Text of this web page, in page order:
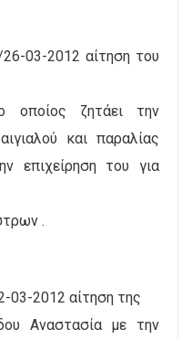
03-2012 αίτηση του
οποίος ζητάει την
και παραλίας
επιχείρηση του για
.
03-2012 αίτηση της
Αναστασία με την